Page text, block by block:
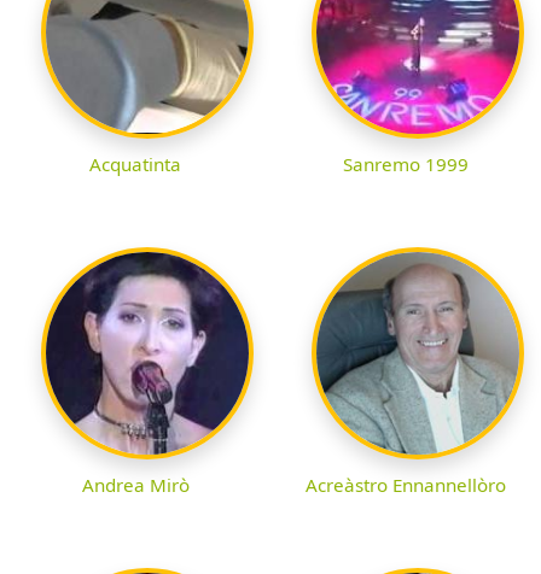
Acquatinta Sanremo 1999
Andrea Mirò Acreàstro Ennannellòro